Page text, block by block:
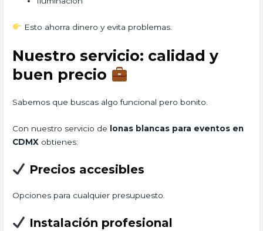
Esto ahorra dinero y evita problemas.
Nuestro servicio: calidad y
buen precio
Sabemos que buscas algo funcional pero bonito.
Con nuestro servicio de
lonas blancas para eventos en
CDMX obtienes:
Precios accesibles
Opciones para cualquier presupuesto.
Instalación profesional